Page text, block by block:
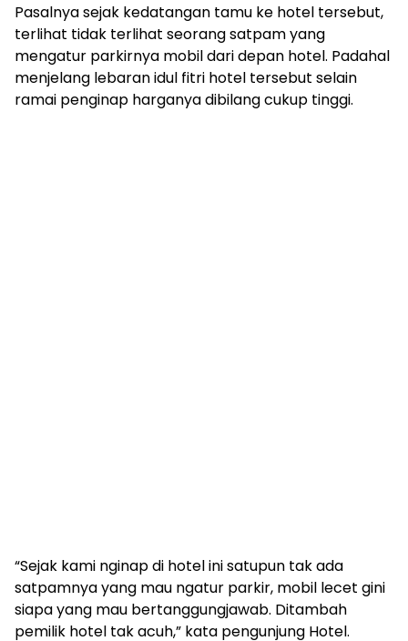
Pasalnya sejak kedatangan tamu ke hotel tersebut,
terlihat tidak terlihat seorang satpam yang
mengatur parkirnya mobil dari depan hotel. Padahal
menjelang lebaran idul fitri hotel tersebut selain
ramai penginap harganya dibilang cukup tinggi.
“Sejak kami nginap di hotel ini satupun tak ada
satpamnya yang mau ngatur parkir, mobil lecet gini
siapa yang mau bertanggungjawab. Ditambah
pemilik hotel tak acuh,” kata pengunjung Hotel.